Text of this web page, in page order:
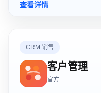
查看详情
CRM 销售
客户管理
官方